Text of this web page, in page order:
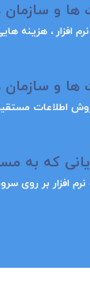
و سازمان
نرم افزار ،
و سازمان
اطلاعات
که به
افزار بر روی